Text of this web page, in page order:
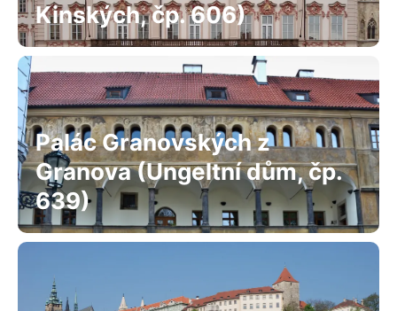
Kinských, čp. 606)
Palác Granovských z
Granova (Ungeltní dům, čp.
639)